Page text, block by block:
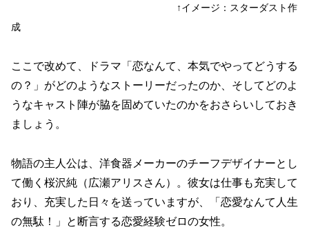
↑イメージ：スターダスト作
成
ここで改めて、ドラマ「恋なんて、本気でやってどうする
の？」がどのようなストーリーだったのか、そしてどのよ
うなキャスト陣が脇を固めていたのかをおさらいしておき
ましょう。
物語の主人公は、洋食器メーカーのチーフデザイナーとし
て働く桜沢純（広瀬アリスさん）。彼女は仕事も充実して
おり、充実した日々を送っていますが、「恋愛なんて人生
の無駄！」と断言する恋愛経験ゼロの女性。